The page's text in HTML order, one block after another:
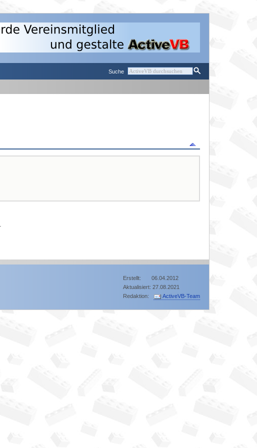
Suche
Erstellt: 06.04.2012
Aktualisiert: 27.08.2021
Redaktion:
ActiveVB-Team